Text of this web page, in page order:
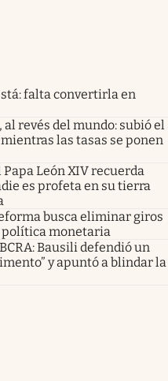
falta convertirla en
revés del mundo: subió el
las tasas se ponen
León XIV recuerda
es profeta en su tierra
busca eliminar giros
política monetaria
Bausili defendió un
y apuntó a blindar la